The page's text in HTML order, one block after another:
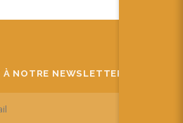
NOTRE NEWSLETTER